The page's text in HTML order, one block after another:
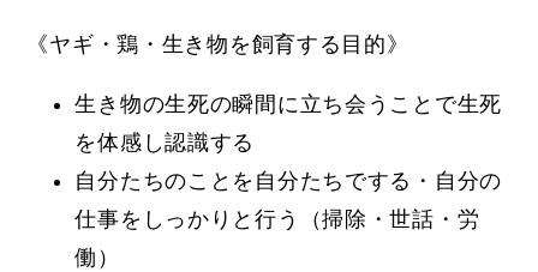
《ヤギ・鶏・生き物を飼育する目的》
生き物の生死の瞬間に立ち会うことで生死
を体感し認識する
自分たちのことを自分たちでする・自分の
仕事をしっかりと行う（掃除・世話・労
働）